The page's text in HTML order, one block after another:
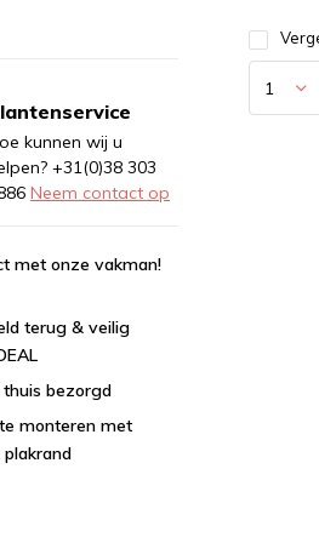
kunnen wij u
+31(0)38 303
Neem contact op
met onze vakman!
terug & veilig
bezorgd
monteren met